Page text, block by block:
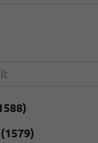
(1579)